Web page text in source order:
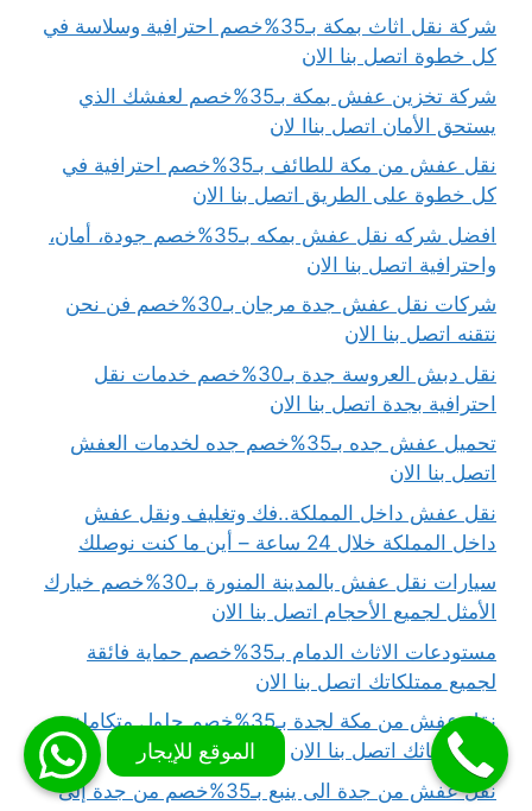
شركة نقل اثاث بمكة بـ35%خصم احترافية وسلاسة في
كل خطوة اتصل بنا الان
شركة تخزين عفش بمكة بـ35%خصم لعفشك الذي
يستحق الأمان اتصل بناا لان
نقل عفش من مكة للطائف بـ35%خصم احترافية في
كل خطوة على الطريق اتصل بنا الان
افضل شركه نقل عفش بمكه بـ35%خصم جودة، أمان،
واحترافية اتصل بنا الان
شركات نقل عفش جدة مرجان بـ30%خصم فن نحن
نتقنه اتصل بنا الان
نقل دبش العروسة جدة بـ30%خصم خدمات نقل
احترافية بجدة اتصل بنا الان
تحميل عفش جده بـ35%خصم جده لخدمات العفش
اتصل بنا الان
نقل عفش داخل المملكة..فك وتغليف ونقل عفش
داخل المملكة خلال 24 ساعة – أين ما كنت نوصلك
سيارات نقل عفش بالمدينة المنورة بـ30%خصم خيارك
الأمثل لجميع الأحجام اتصل بنا الان
مستودعات الاثاث الدمام بـ35%خصم حماية فائقة
لجميع ممتلكاتك اتصل بنا الان
نقل عفش من مكة لجدة بـ35%خصم حلول متكاملة
لرحلة أثاثك اتصل بنا الان
نقل عفش من جدة الى ينبع بـ35%خصم من جدة إلى